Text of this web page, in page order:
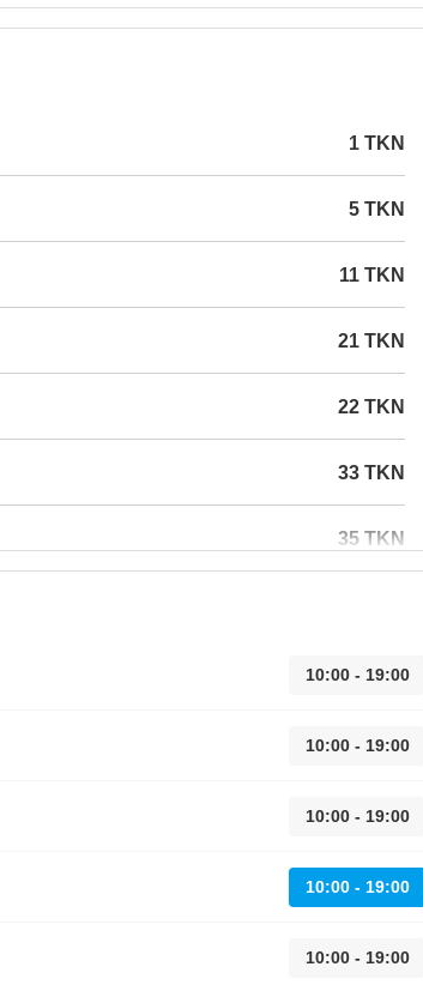
1 TKN
5 TKN
11 TKN
21 TKN
22 TKN
33 TKN
35 TKN
10:00 - 19:00
10:00 - 19:00
10:00 - 19:00
10:00 - 19:00
10:00 - 19:00